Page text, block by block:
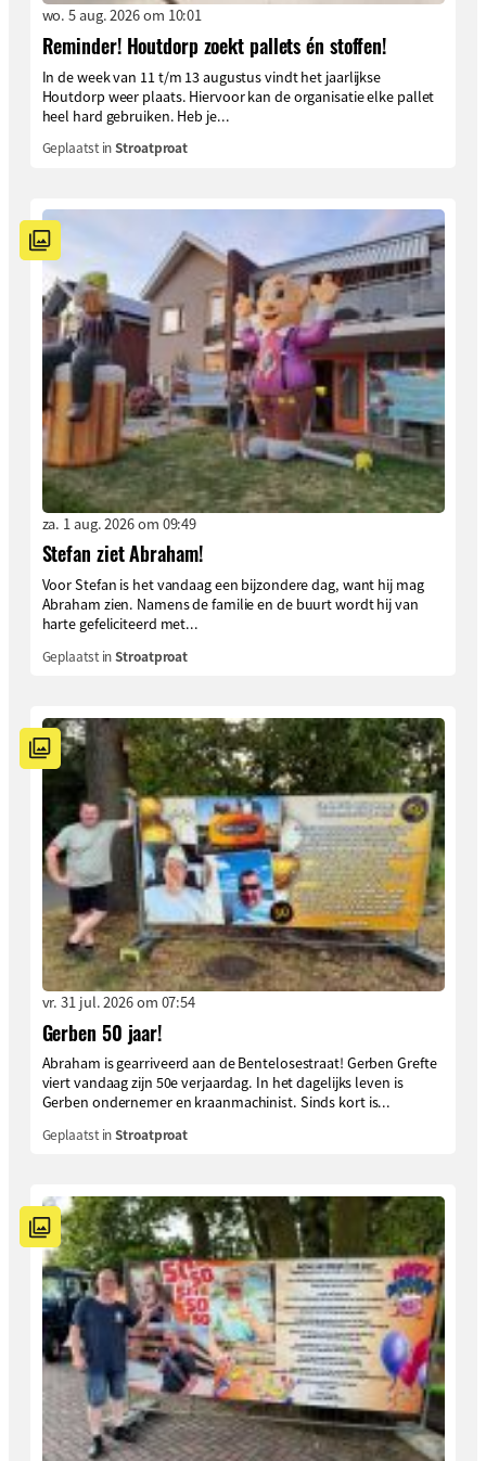
wo. 5 aug. 2026 om 10:01
Reminder! Houtdorp zoekt pallets én stoffen!
In de week van 11 t/m 13 augustus vindt het jaarlijkse
Houtdorp weer plaats. Hiervoor kan de organisatie elke pallet
heel hard gebruiken. Heb je...
Geplaatst inStroatproat
za. 1 aug. 2026 om 09:49
Stefan ziet Abraham!
Voor Stefan is het vandaag een bijzondere dag, want hij mag
Abraham zien. Namens de familie en de buurt wordt hij van
harte gefeliciteerd met...
Geplaatst inStroatproat
vr. 31 jul. 2026 om 07:54
Gerben 50 jaar!
Abraham is gearriveerd aan de Bentelosestraat! Gerben Grefte
viert vandaag zijn 50e verjaardag. In het dagelijks leven is
Gerben ondernemer en kraanmachinist. Sinds kort is...
Geplaatst inStroatproat